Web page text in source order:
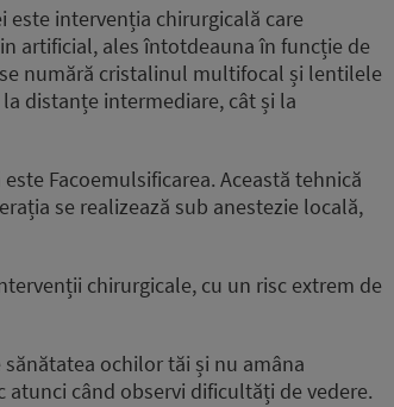
intervenția chirurgicală care
artificial, ales întotdeauna în funcție de
numără cristalinul multifocal și lentilele
distanțe intermediare, cât și la
Facoemulsificarea. Această tehnică
se realizează sub anestezie locală,
chirurgicale, cu un risc extrem de
ochilor tăi și nu amâna
când observi dificultăți de vedere.